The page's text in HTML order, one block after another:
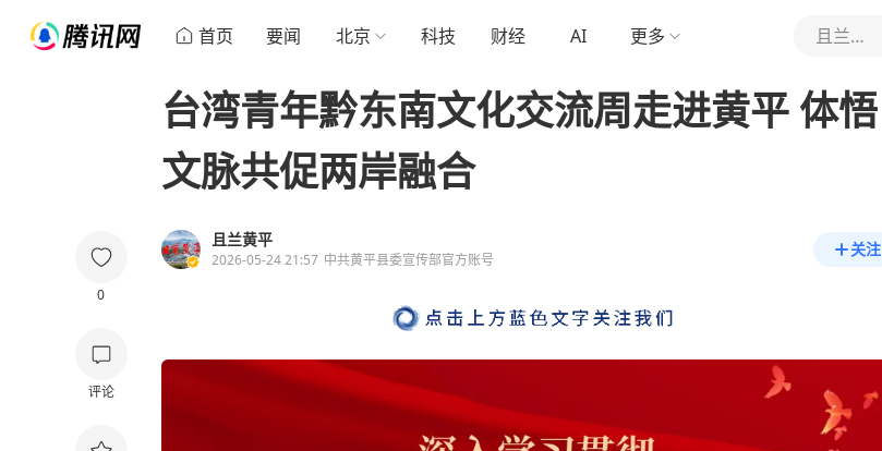
首页 要闻 北京 科技 财经 AI 更多 且兰黄平
0
评论
台湾青年黔东南文化交流周走进黄平 体悟
文脉共促两岸融合
且兰黄平
2026-05-24 21:57 中共黄平县委宣传部官方账号
关注